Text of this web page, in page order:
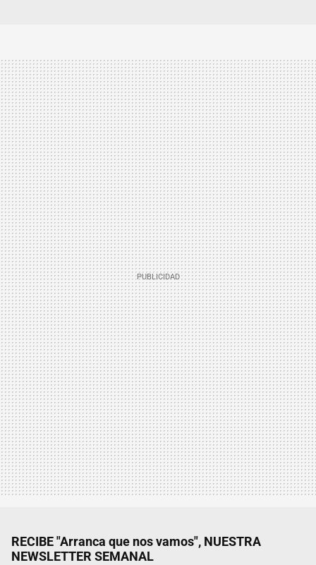
RECIBE "Arranca que nos vamos", NUESTRA
NEWSLETTER SEMANAL